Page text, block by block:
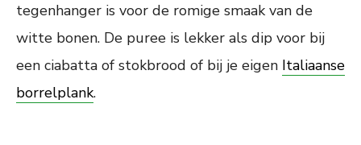
tegenhanger is voor de romige smaak van de
witte bonen. De puree is lekker als dip voor bij
een ciabatta of stokbrood of bij je eigen Italiaanse
borrelplank.